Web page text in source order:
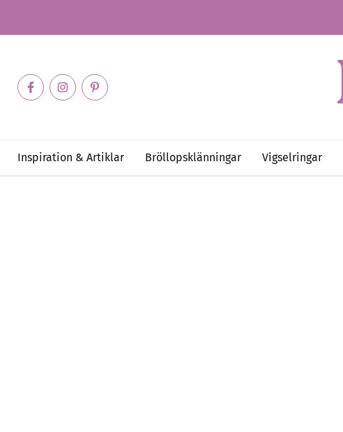
Inspiration & Artiklar Bröllopsklänningar Vigselringar